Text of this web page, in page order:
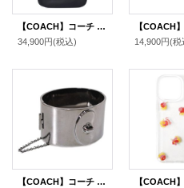
【COACH】コーチ スムースレザー ペネロペ ロゴ スリム ショルダー ハンドバッグ ブラック(日本未発売）
34,900円(税込)
14,900円(税
【COACH】コーチ ワイド ターンロック チェーン バングル ブラック（日本未発売）